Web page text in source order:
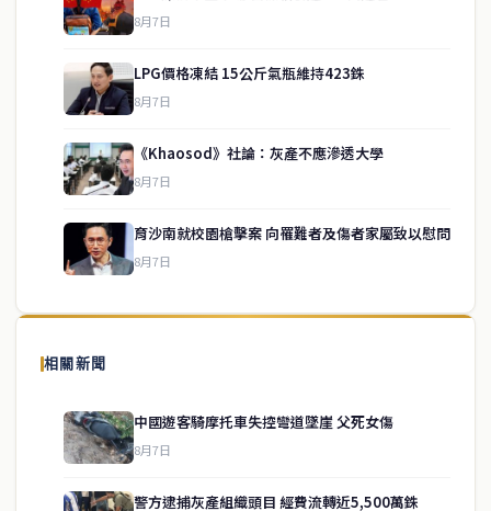
8月7日
LPG價格凍結 15公斤氣瓶維持423銖
8月7日
《Khaosod》社論：灰產不應滲透大學
8月7日
育沙南就校園槍擊案 向罹難者及傷者家屬致以慰問
8月7日
相關新聞
中國遊客騎摩托車失控彎道墜崖 父死女傷
8月7日
警方逮捕灰產組織頭目 經費流轉近5,500萬銖
關於我們
泰國中文新聞（TCN）是一家總部設於曼谷的中文新聞媒體，致力於
供即時、客觀、多元的中文新聞內容。
service@thaichinesenews.com